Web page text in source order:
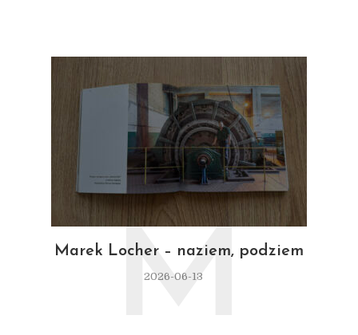
Marek Locher – naziem, podziem
2026-06-13
M